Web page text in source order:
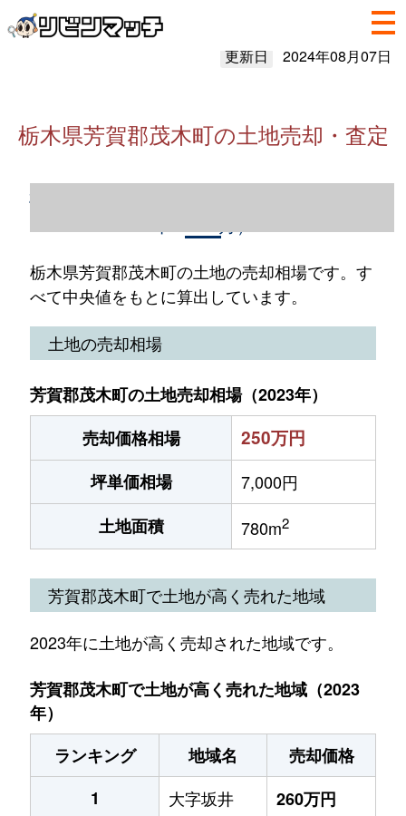
更新日 2024年08月07日
栃木県芳賀郡茂木町の土地売却・査定
栃木県芳賀郡茂木町の土地売却情報（2023
栃木県芳賀郡茂木町の土地の売却相場です。す
べて中央値をもとに算出しています。
土地の売却相場
芳賀郡茂木町の土地売却相場（2023年）
売却価格相場
250万円
坪単価相場
7,000円
土地面積
780m2
芳賀郡茂木町で土地が高く売れた地域
2023年に土地が高く売却された地域です。
芳賀郡茂木町で土地が高く売れた地域（2023
年）
ランキング
地域名
売却価格
1
大字坂井
260万円